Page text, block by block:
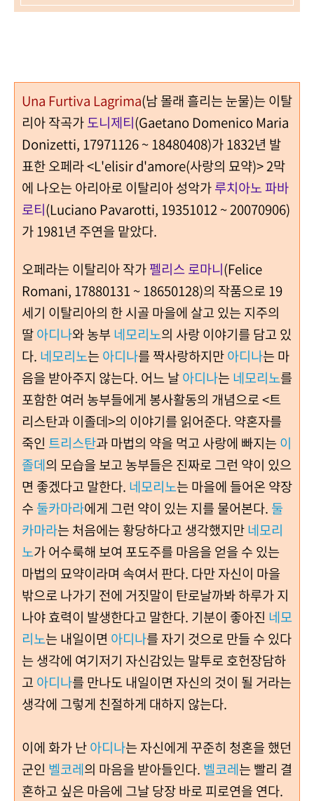
Una Furtiva Lagrima(남 몰래 흘리는 눈물)는 이탈
리아 작곡가도니제티(Gaetano Domenico Maria
Donizetti, 17971126 ~ 18480408)가 1832년 발
표한 오페라 <L'elisir d'amore(사랑의 묘약)> 2막
에 나오는 아리아로 이탈리아 성악가루치아노 파바
로티(Luciano Pavarotti, 19351012 ~ 20070906)
가 1981년 주연을 맡았다.
오페라는 이탈리아 작가펠리스 로마니(Felice
Romani, 17880131 ~ 18650128)의 작품으로 19
세기 이탈리아의 한 시골 마을에 살고 있는 지주의
딸아디나와 농부네모리노의 사랑 이야기를 담고 있
다. 네모리노는 아디나를 짝사랑하지만아디나는 마
음을 받아주지 않는다. 어느 날아디나는 네모리노를
포함한 여러 농부들에게 봉사활동의 개념으로 <트
리스탄과 이졸데>의 이야기를 읽어준다. 약혼자를
죽인 트리스탄과 마법의 약을 먹고 사랑에 빠지는 이
졸데의 모습을 보고 농부들은 진짜로 그런 약이 있으
면 좋겠다고 말한다. 네모리노는 마을에 들어온 약장
수 둘카마라에게 그런 약이 있는 지를 물어본다. 둘
카마라는 처음에는 황당하다고 생각했지만네모리
노가 어수룩해 보여 포도주를 마음을 얻을 수 있는
마법의 묘약이라며 속여서 판다. 다만 자신이 마을
밖으로 나가기 전에 거짓말이 탄로날까봐 하루가 지
나야 효력이 발생한다고 말한다. 기분이 좋아진 네모
리노는 내일이면 아디나를 자기 것으로 만들 수 있다
는 생각에 여기저기 자신감있는 말투로 호헌장담하
고 아디나를 만나도 내일이면 자신의 것이 될 거라는
생각에 그렇게 친절하게 대하지 않는다.
이에 화가 난아디나는 자신에게 꾸준히 청혼을 했던
군인 벨코레의 마음을 받아들인다. 벨코레는 빨리 결
혼하고 싶은 마음에 그날 당장 바로 피로연을 연다.